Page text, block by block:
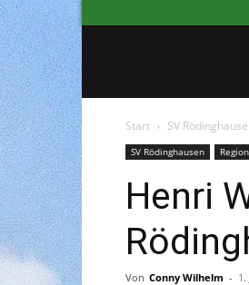
Start SV
SV Rödinghausen
Henri
Von Conny Wilhelm -